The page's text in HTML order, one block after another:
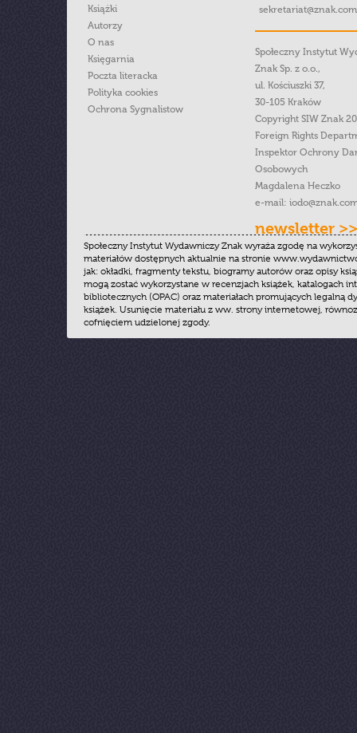
Książki
Autorzy
O nas
Księgarnia
Poczta literacka
Polityka cookies
Ochrona Sygnalistow
Społeczny Instytut
Znak Sp. z o.o.,
ul. Kościuszki 37,
30-105 Kraków
Copyright SIW Znak
Foreign Rights
Inspektor Ochrony
Osobowych
Magdalena Heczko
e-mail:
newsletter >>
Społeczny Instytut Wydawniczy Znak wyraża zgodę na
materiałów dostępnych aktualnie na stronie
jak: okładki, fragmenty tekstu, biogramy autorów oraz opisy
mogą zostać wykorzystane w recenzjach książek, katalogach
bibliotecznych (OPAC) oraz materiałach promujących legalną
książek. Usunięcie materiału z ww. strony internetowej,
cofnięciem udzielonej zgody.